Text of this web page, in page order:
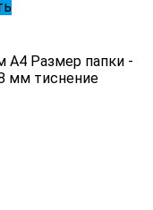
А4 Размер папки -
мм тиснение